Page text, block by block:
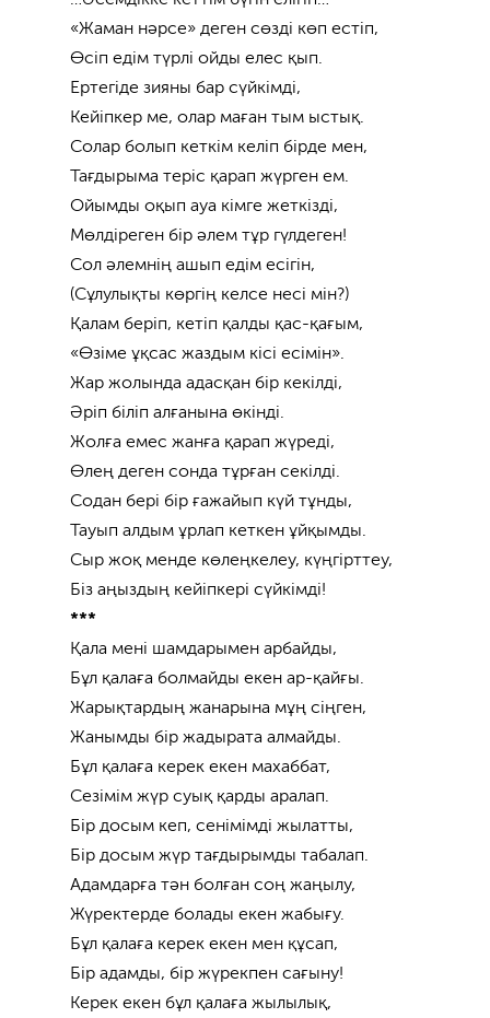
«Жаман нәрсе» деген сөзді көп естіп,
Өсіп едім түрлі ойды елес қып.
Ертегіде зияны бар сүйкімді,
Кейіпкер ме, олар маған тым ыстық.
Солар болып кеткім келіп бірде мен,
Тағдырыма теріс қарап жүрген ем.
Ойымды оқып ауа кімге жеткізді,
Мөлдіреген бір әлем тұр гүлдеген!
Сол әлемнің ашып едім есігін,
(Сұлулықты көргің келсе несі мін?)
Қалам беріп, кетіп қалды қас-қағым,
«Өзіме ұқсас жаздым кісі есімін».
Жар жолында адасқан бір кекілді,
Әріп біліп алғанына өкінді.
Жолға емес жанға қарап жүреді,
Өлең деген сонда тұрған секілді.
Содан бері бір ғажайып күй тұнды,
Тауып алдым ұрлап кеткен ұйқымды.
Сыр жоқ менде көлеңкелеу, күңгірттеу,
Біз аңыздың кейіпкері сүйкімді!
***
Қала мені шамдарымен арбайды,
Бұл қалаға болмайды екен ар-қайғы.
Жарықтардың жанарына мұң сіңген,
Жанымды бір жадырата алмайды.
Бұл қалаға керек екен махаббат,
Сезімім жүр суық қарды аралап.
Бір досым кеп, сенімімді жылатты,
Бір досым жүр тағдырымды табалап.
Адамдарға тән болған соң жаңылу,
Жүректерде болады екен жабығу.
Бұл қалаға керек екен мен құсап,
Бір адамды, бір жүрекпен сағыну!
Керек екен бұл қалаға жылылық,